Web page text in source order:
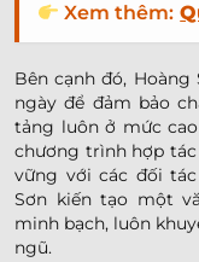
Xem thêm:
Bên cạnh đó,
ngày để đảm bảo
tảng luôn ở mức
chương trình hợp
vững với các đối
Sơn kiến tạo một
minh bạch, luôn
ngũ.